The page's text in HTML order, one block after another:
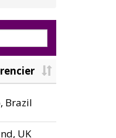
Brazil
UK